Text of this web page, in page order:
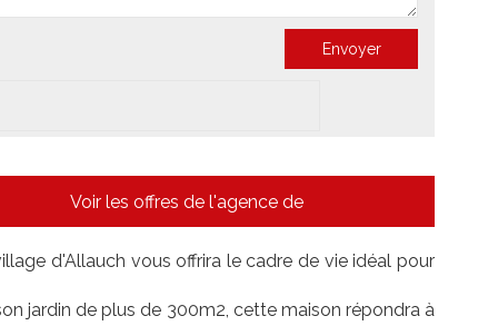
Voir les offres de l'agence de
d'Allauch vous offrira le cadre de vie idéal pour
jardin de plus de 300m2, cette maison répondra à